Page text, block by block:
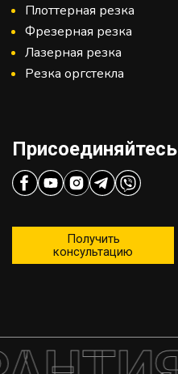
Плоттерная резка
Фрезерная резка
Лазерная резка
Резка оргстекла
Присоединяйтесь
Получить
консультацию